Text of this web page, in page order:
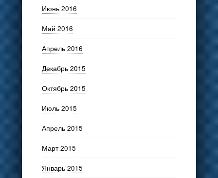
Июнь 2016
Май 2016
Апрель 2016
Декабрь 2015
Октябрь 2015
Июль 2015
Апрель 2015
Март 2015
Январь 2015